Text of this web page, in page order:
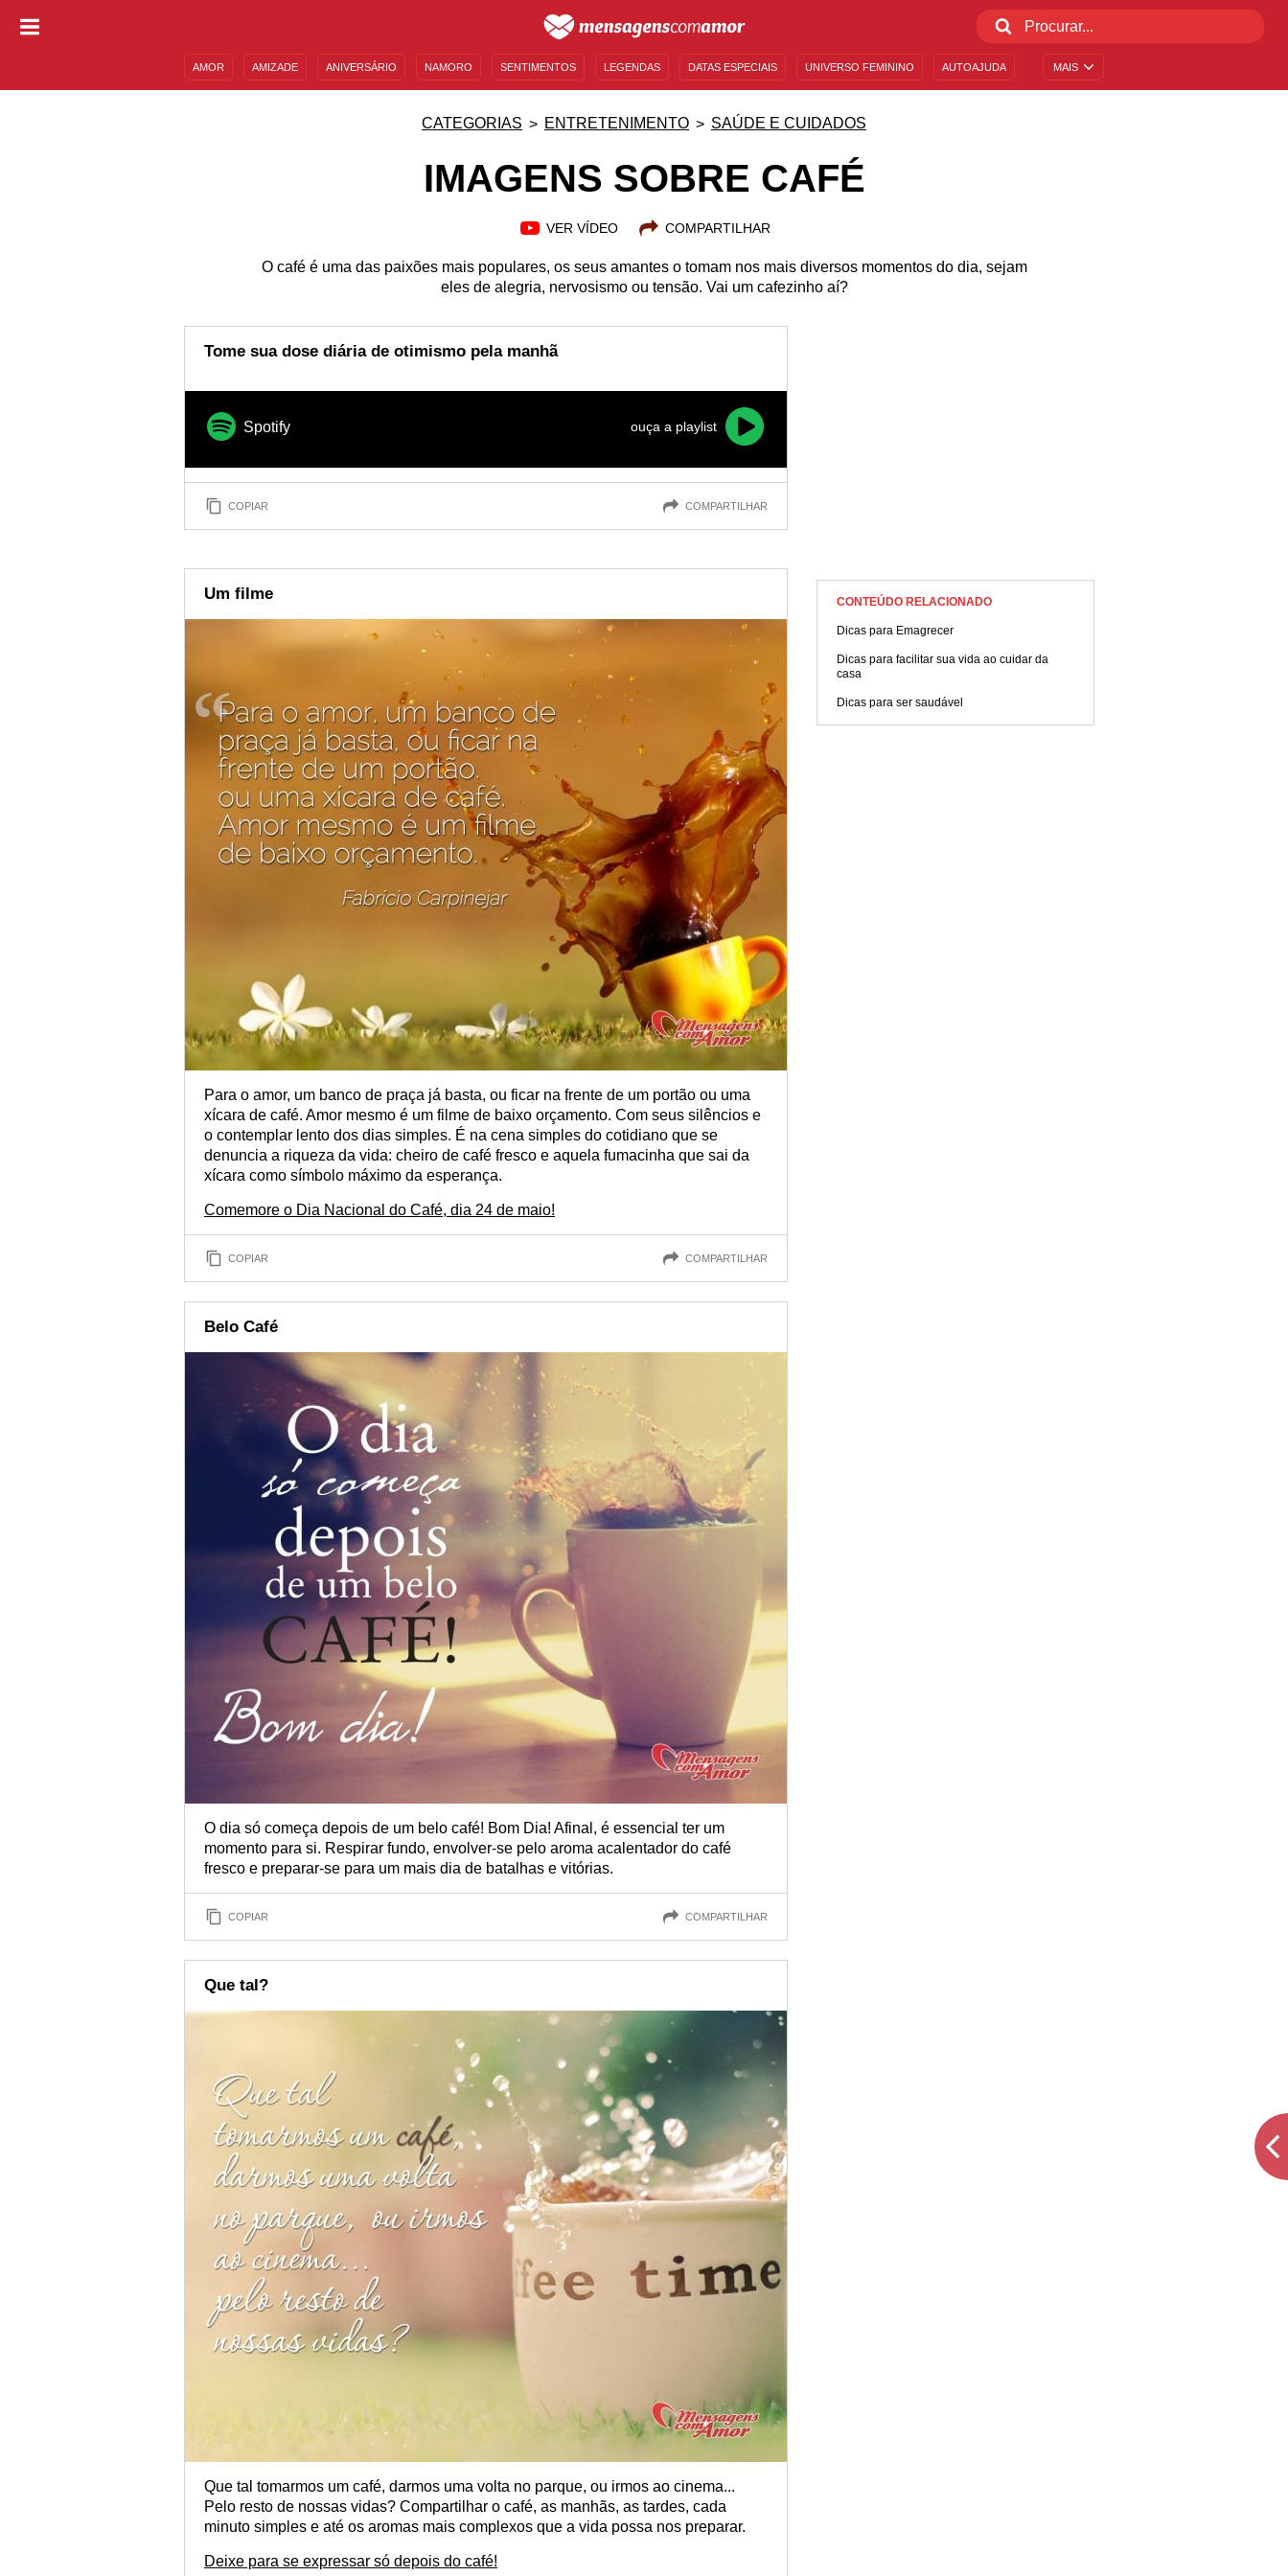
MAIS
AMOR AMIZADE ANIVERSÁRIO NAMORO SENTIMENTOS LEGENDAS DATAS ESPECIAIS UNIVERSO FEMININO AUTOAJUDA
CATEGORIAS ENTRETENIMENTO SAÚDE E CUIDADOS
IMAGENS SOBRE CAFÉ
VER VÍDEO COMPARTILHAR
O café é uma das paixões mais populares, os seus amantes o tomam nos mais diversos momentos do dia, sejam
eles de alegria, nervosismo ou tensão. Vai um cafezinho aí?
Tome sua dose diária de otimismo pela manhã
Spotify ouça a playlist
COPIAR COMPARTILHAR
Um filme
Para o amor, um banco de praça já basta, ou ficar na frente de um portão ou uma
xícara de café. Amor mesmo é um filme de baixo orçamento. Com seus silêncios e
o contemplar lento dos dias simples. É na cena simples do cotidiano que se
denuncia a riqueza da vida: cheiro de café fresco e aquela fumacinha que sai da
xícara como símbolo máximo da esperança.
Comemore o Dia Nacional do Café, dia 24 de maio!
COPIAR COMPARTILHAR
Belo Café
O dia só começa depois de um belo café! Bom Dia! Afinal, é essencial ter um
momento para si. Respirar fundo, envolver-se pelo aroma acalentador do café
fresco e preparar-se para um mais dia de batalhas e vitórias.
COPIAR COMPARTILHAR
Que tal?
Que tal tomarmos um café, darmos uma volta no parque, ou irmos ao cinema...
Pelo resto de nossas vidas? Compartilhar o café, as manhãs, as tardes, cada
minuto simples e até os aromas mais complexos que a vida possa nos preparar.
Deixe para se expressar só depois do café!
CONTEÚDO RELACIONADO
Dicas para Emagrecer
Dicas para facilitar sua vida ao cuidar da
casa
Dicas para ser saudável